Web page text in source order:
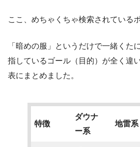
ここ、めちゃくちゃ検索されている
「暗めの服」というだけで一緒くた
指しているゴール（目的）が全く違
表にまとめました。
特徴
ダウナ
ー系
地雷系